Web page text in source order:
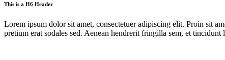
This is a H6 Header
Lorem ipsum dolor sit amet, consectetuer adipiscing elit. Proin sit
pretium erat sodales sed. Aenean hendrerit fringilla sem, et